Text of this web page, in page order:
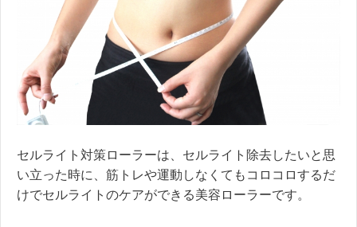
セルライト対策ローラーは、セルライト除去したいと思
い立った時に、筋トレや運動しなくてもコロコロするだ
けでセルライトのケアができる美容ローラーです。